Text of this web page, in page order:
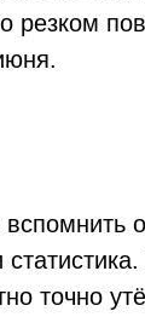
о резком
точно